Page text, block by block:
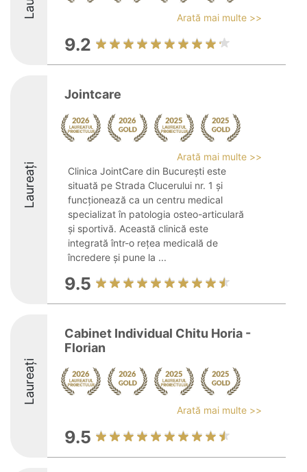
Arată mai multe >>
9.2
Laureați
Jointcare
Arată mai multe >>
Clinica JointCare din București este
situată pe Strada Clucerului nr. 1 și
funcționează ca un centru medical
specializat în patologia osteo-articulară
și sportivă. Această clinică este
integrată într-o rețea medicală de
încredere și pune la ...
9.5
Laureați
Cabinet Individual Chitu Horia -
Florian
Arată mai multe >>
9.5